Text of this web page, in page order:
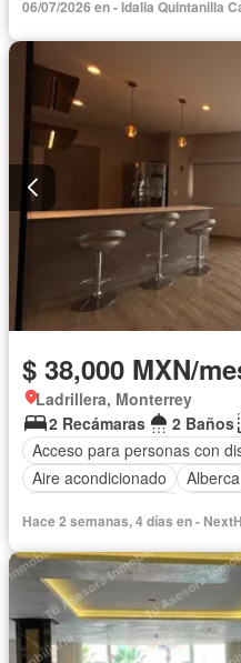
06/07/2026 en - Idalia Quintanilla
$ 38,000 MXN/
Ladrillera, Monterrey
2 Recámaras
2 Baños
Acceso para personas con
Aire acondicionado
Alberca
Cuarto de Limpieza
Gimnasio
Jardín
Vista panorámica
Zonas
Completamente amueblado
Hace 2 semanas, 4 días en -